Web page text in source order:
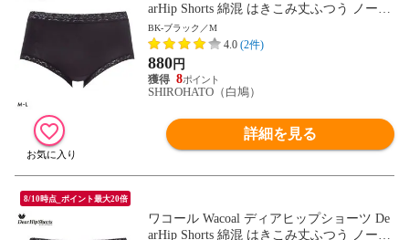
arHip Shorts 綿混 はきこみ丈ふつう ノーマ
ルショーツ ML
BK-ブラック／M
4.0 (2件)
880円
8
SHIROHATO（白鳩）
詳細を見る
8/10時点_ポイント最大20倍
ワコール Wacoal ディアヒップショーツ De
arHip Shorts 綿混 はきこみ丈ふつう ノーマ